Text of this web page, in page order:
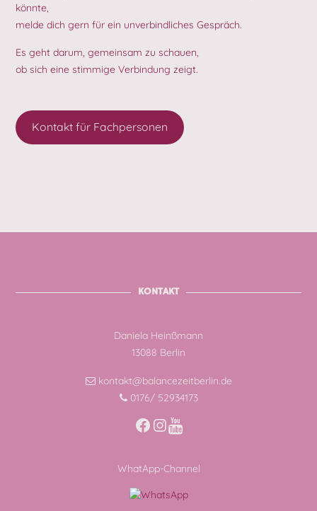
könnte,
melde dich gern für ein unverbindliches Gespräch.
Es geht darum, gemeinsam zu schauen,
ob sich eine stimmige Verbindung zeigt.
Kontakt für Fachpersonen
KONTAKT
Daniela Heinßmann
13088 Berlin
kontakt@balancezeitberlin.de
0176/ 52934173
Facebook
Instagram
WhatApp-Channel